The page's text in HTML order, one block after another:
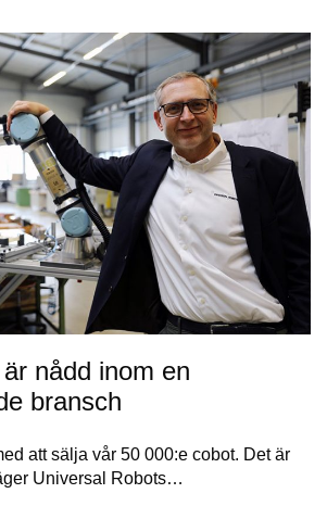
nådd inom en
bransch
att sälja vår 50 000:e cobot. Det är
Universal Robots…